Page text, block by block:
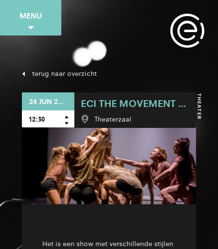
MENU
terug naar overzicht
THEATER
24 JUN 2018
12:30
ECI THE MOVEMENT EINDEJAARSVOORSTELLING
Theaterzaal
Het is een show met verschillende stijlen